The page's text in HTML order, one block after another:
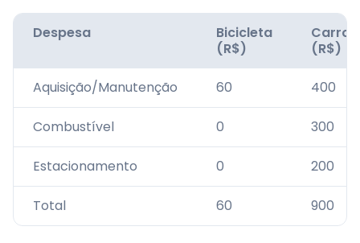
Despesa
Bicicleta
(R$)
Carro
(R$)
Aquisição/Manutenção 60 400
Combustível 0 300
Estacionamento 0 200
Total 60 900